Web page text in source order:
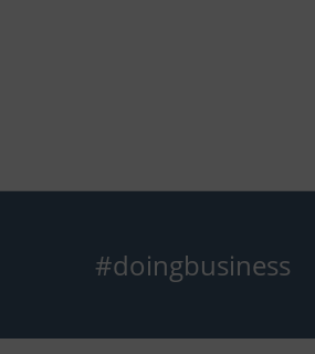
#doingbusiness